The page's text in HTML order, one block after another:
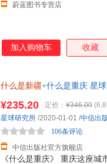
蔚蓝图书专营店
加入购物车 收藏
什么是新疆+什么是重庆 星
《什么是重庆》 重庆这座
¥235.20 定价： ¥346.00
中信出版社官方旗舰店
106条评论
星球研究所 /2020-01-01 /中信出